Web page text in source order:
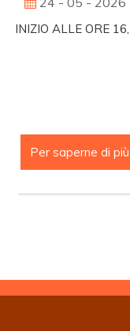
INIZIO ALLE ORE
Per saperne di più